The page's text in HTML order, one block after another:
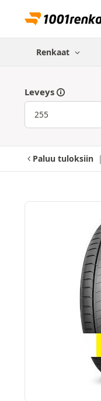
Renkaat
Leveys
Paluu tuloksiin